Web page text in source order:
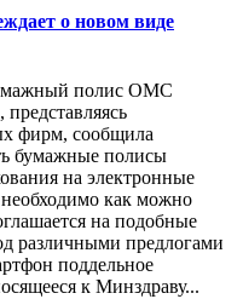
о новом виде
полис ОМС
фирм, сообщила
бумажные полисы
на электронные
как можно
на подобные
различными предлогами
поддельное
к Минздраву...